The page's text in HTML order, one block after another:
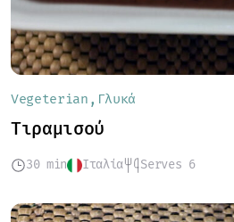
Vegeterian Γλυκά
Τιραμισού
30 min Ιταλία Serves 6